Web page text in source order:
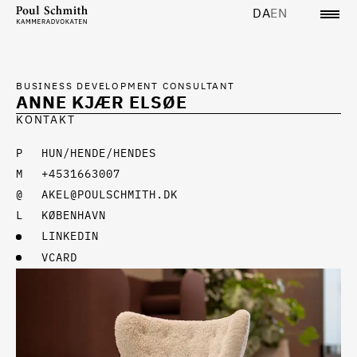
DAEN
ANNE KJÆR ELSØE
BUSINESS DEVELOPMENT CONSULTANT
KONTAKT
HUN/HENDE/HENDES
+4531663007
AKEL@POULSCHMITH.DK
KØBENHAVN
LINKEDIN
VCARD